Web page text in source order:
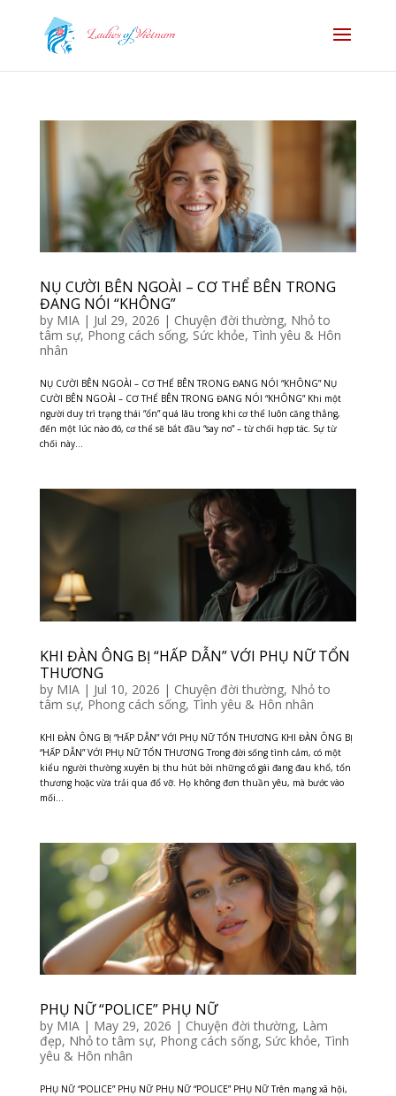
NỤ CƯỜI BÊN NGOÀI – CƠ THỂ BÊN TRONG
ĐANG NÓI “KHÔNG”
by MIA| Jul 29, 2026 | Chuyện đời thường, Nhỏ to
tâm sự, Phong cách sống, Sức khỏe, Tình yêu & Hôn
nhân
NỤ CƯỜI BÊN NGOÀI – CƠ THỂ BÊN TRONG ĐANG NÓI “KHÔNG” NỤ
CƯỜI BÊN NGOÀI – CƠ THỂ BÊN TRONG ĐANG NÓI “KHÔNG” Khi một
người duy trì trạng thái “ổn” quá lâu trong khi cơ thể luôn căng thẳng,
đến một lúc nào đó, cơ thể sẽ bắt đầu “say no” – từ chối hợp tác. Sự từ
chối này...
KHI ĐÀN ÔNG BỊ “HẤP DẪN” VỚI PHỤ NỮ TỔN
THƯƠNG
by MIA| Jul 10, 2026 | Chuyện đời thường, Nhỏ to
tâm sự, Phong cách sống, Tình yêu & Hôn nhân
KHI ĐÀN ÔNG BỊ “HẤP DẪN” VỚI PHỤ NỮ TỔN THƯƠNG KHI ĐÀN ÔNG BỊ
“HẤP DẪN” VỚI PHỤ NỮ TỔN THƯƠNG Trong đời sống tình cảm, có một
kiểu người thường xuyên bị thu hút bởi những cô gái đang đau khổ, tổn
thương hoặc vừa trải qua đổ vỡ. Họ không đơn thuần yêu, mà bước vào
mối...
PHỤ NỮ “POLICE” PHỤ NỮ
by MIA| May 29, 2026 | Chuyện đời thường, Làm
đẹp, Nhỏ to tâm sự, Phong cách sống, Sức khỏe, Tình
yêu & Hôn nhân
PHỤ NỮ “POLICE” PHỤ NỮ PHỤ NỮ “POLICE” PHỤ NỮ Trên mạng xã hội,